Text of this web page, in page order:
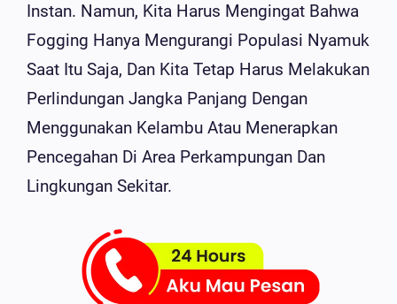
Instan. Namun, Kita Harus Mengingat Bahwa
Fogging Hanya Mengurangi Populasi Nyamuk
Saat Itu Saja, Dan Kita Tetap Harus Melakukan
Perlindungan Jangka Panjang Dengan
Menggunakan Kelambu Atau Menerapkan
Pencegahan Di Area Perkampungan Dan
Lingkungan Sekitar.